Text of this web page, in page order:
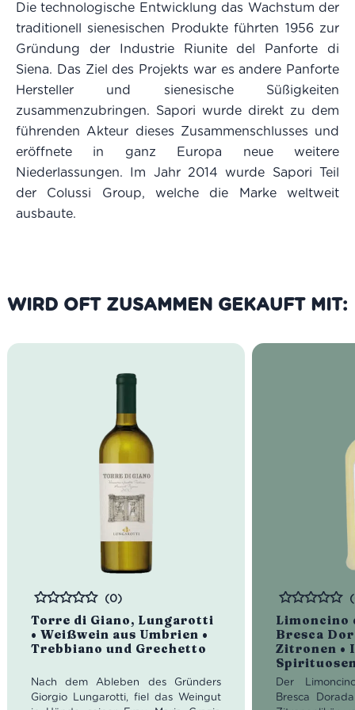
Die technologische Entwicklung das Wachstum der
traditionell sienesischen Produkte führten 1956 zur
Gründung der Industrie Riunite del Panforte di
Siena. Das Ziel des Projekts war es andere Panforte
Hersteller und sienesische Süßigkeiten
zusammenzubringen. Sapori wurde direkt zu dem
führenden Akteur dieses Zusammenschlusses und
eröffnete in ganz Europa neue weitere
Niederlassungen. Im Jahr 2014 wurde Sapori Teil
der Colussi Group, welche die Marke weltweit
ausbaute.
WIRD OFT ZUSAMMEN GEKAUFT MIT:
Torre di Giano, Lungarotti
• Weißwein aus Umbrien •
Trebbiano und Grechetto
Bewertet
(0)
Nach dem Ableben des Gründers
Giorgio Lungarotti, fiel das Weingut
Limoncino
Bresca
Zitronen •
Bewertet
Der
Bresca